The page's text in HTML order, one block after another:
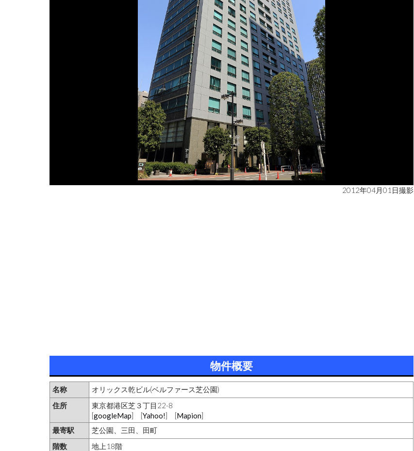
2012年04月01日撮影
物件概要
名称
オリックス乾ビル(ベルファース芝公園)
住所
東京都港区芝３丁目22-8
[googleMap] [Yahoo!] [Mapion]
最寄駅
芝公園、三田、田町
階数
地上18階